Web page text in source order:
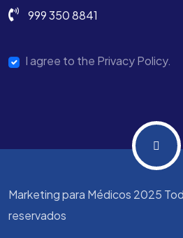
999 350 8841
I agree to the Privacy Policy.
Marketing para Médicos 2025
reservados